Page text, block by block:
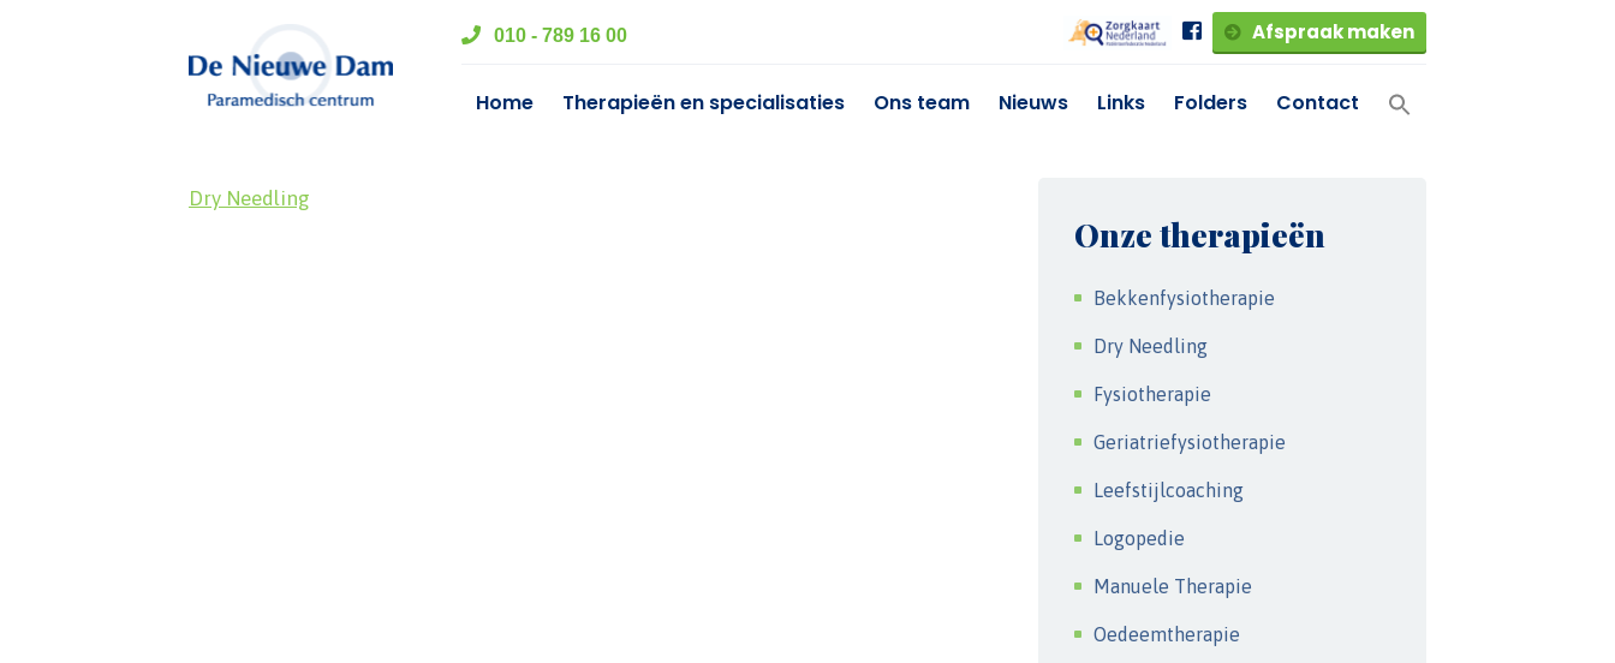
010 - 789 16 00 Afspraak maken
Home Therapieën en specialisaties Ons team Nieuws Links Folders Contact
Dry Needling
Onze therapieën
Bekkenfysiotherapie
Dry Needling
Fysiotherapie
Geriatriefysiotherapie
Leefstijlcoaching
Logopedie
Manuele Therapie
Oedeemtherapie